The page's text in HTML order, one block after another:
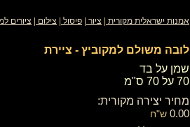
אמנות ישראלית מקורית ציור פיסול צילום ציורים
לובה משולם למקוביץ - ציירת
שמן על בד
70 על 70 ס"מ
מחיר יצירה מקורית:
0.00 ש"ח